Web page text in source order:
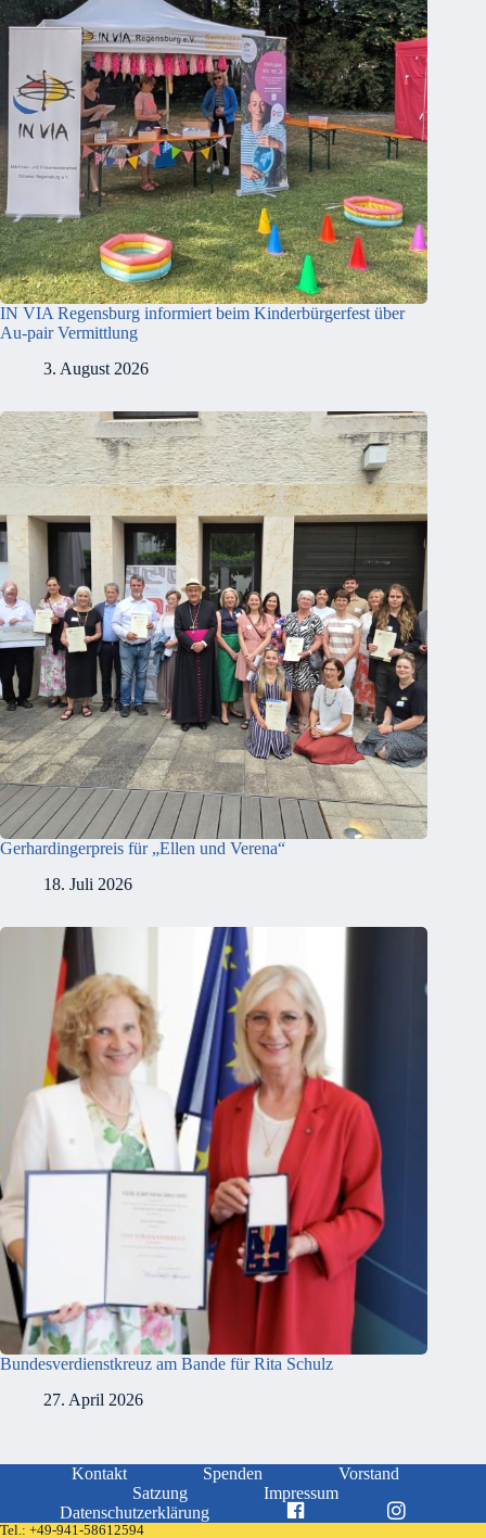
IN VIA Regensburg informiert beim Kinderbürgerfest über
Au-pair Vermittlung
3. August 2026
Gerhardingerpreis für „Ellen und Verena“
18. Juli 2026
Bundesverdienstkreuz am Bande für Rita Schulz
27. April 2026
Kontakt Spenden
Vorstand
Satzung
Impressum
Datenschutzerklärung
Tel.: +49-941-58612594